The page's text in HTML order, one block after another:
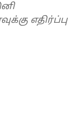
எதிர்ப்பு